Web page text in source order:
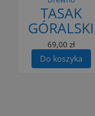
TASAK
GÓRALSKI
69,00 zł
Do koszyka